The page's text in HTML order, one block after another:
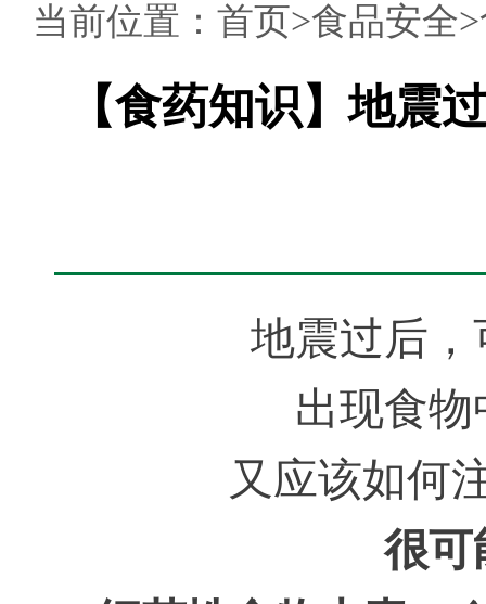
当前位置：首页>食品安全
【食药知识】地震
地震过后
出现食
又应该如何
很可